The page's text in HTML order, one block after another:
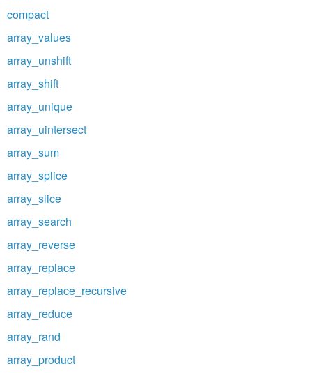
compact
array_values
array_unshift
array_shift
array_unique
array_uintersect
array_sum
array_splice
array_slice
array_search
array_reverse
array_replace
array_replace_recursive
array_reduce
array_rand
array_product